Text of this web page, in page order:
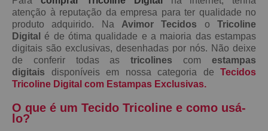
atenção à reputação da empresa para ter qualidade no
produto adquirido. Na Avimor Tecidos o Tricoline
Digital é de ótima qualidade e a maioria das estampas
digitais são exclusivas, desenhadas por nós. Não deixe
de conferir todas astricolinescomestampas
digitais disponíveis em nossa categoria de Tecidos
Tricoline Digital com Estampas Exclusivas.
O que é um Tecido Tricoline e como usá-
lo?